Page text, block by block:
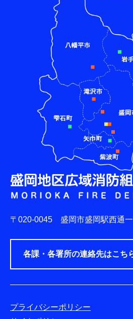
〒020-0045 盛岡市盛岡駅西通
各課・各署所の連絡先はこち
プライバシーポリシー